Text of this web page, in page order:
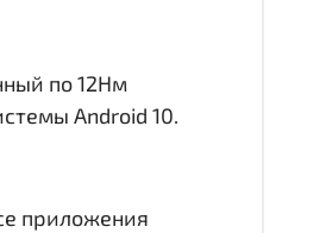
по 12Нм
Android 10.
приложения